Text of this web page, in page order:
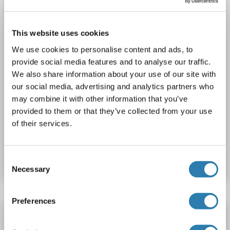
This website uses cookies
We use cookies to personalise content and ads, to
provide social media features and to analyse our traffic.
We also share information about your use of our site with
our social media, advertising and analytics partners who
may combine it with other information that you’ve
provided to them or that they’ve collected from your use
of their services.
Selection
Necessary
Preferences
FACS
3 références